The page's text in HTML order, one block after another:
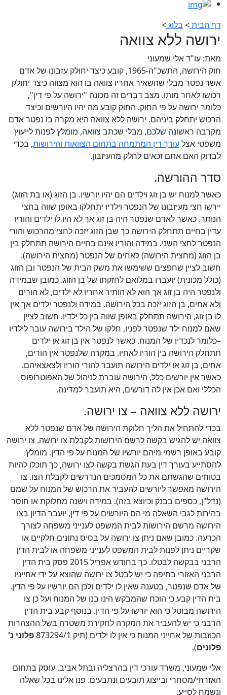
דף הבית> בלוג>
ירושה ללא צוואה
מאת: עו"ד אלי שמעוני
חוק הירושה, התשכ"ה-1965, קובע כיצד יחולק עזבונו של אדם
אשר נפטר מבלי שהשאיר אחריו צוואה בו הוא מצווה כיצד יחולק
רכושו לאחר מותו. מצב דברים זה מכונה "ירושה על פי דין",
כלומר ירושה על פי החוק. החוק קובע מה יהיו היורשים וכיצד
הרכוש יתחלק ביניהם. ירושה ללא צוואה היא מקרה בו נפטר אדם
מקרבה ראשונה שלכם, מבלי שכתב צוואה, מומלץ לפנות לייעוץ
משפטי אצלעורך דין המתמחה בתחום הצוואות והירושות, בכדי
לבדוק האם אתם זכאים לחלק מהעיזבון.
סדר ההורשה.
כאשר למנוח יש בן זוג וילדים הם יהיו יורשיו. בן הזוג (או בת הזוג)
יירשו חצי מעיזבונו של הנפטר וילדיו יתחלקו באופן שווה בחצי
הנותר. כאשר לאדם שנפטר היה בן זוג אך לא היו לו ילדים והוריו
עדין בחיים תתחלק הירושה כך שבן הזוג יזכה לחצי מהרכוש והורי
הנפטר לחצי השני. במידה והוריו אינם בחיים הירושה תתחלק בין
בן הזוג (מחצית הירושה) לאחים של הנפטר (מחצית הירושה).
חשוב לציין שחפצים ששימשו את משק הבית של הנפטר ובן הזוג
(כולל מכונית) יועברו במלואם לחזקתו של בן הזוג. כמובן שבמידה
ולנפטר היה בן זוג אך הוא לא הותיר אחריו לא ילדים, לא הורים
ולא אחים, בן הזוג יזכה בכל הירושה. במידה ולנפטר ילדים אך אין
לו בן זוג, הירושה תתחלק באופן שווה בין כל ילדיו. חשוב לציין
שאם למנוח ילד שנפטר לפניו, חלקו של הילד בירושה עובר לילדיו
–כלומר לנכדיו של המנוח. כאשר לנפטר אין בן זוג או ילדים
תתחלק הירושה בין הוריו לאחיו. במקרה שלנפטר אין הורים,
אחים, בן זוג או ילדים הירושה תועבר להורי הוריו ולצאצאיהם.
כאשר אין יורשים כלל, הירושה עוברת לניהול של האפוטרופוס
הכללי ואם אכן אין לה דורשים, היא תועבר למדינה.
ירושה ללא צוואה – צו ירושה.
בכדי להתחיל את הליך חלוקת הירושה של אדם שנפטר ללא
צוואה יש להגיש בקשה לרשם הירושות לקבלת צו ירושה. צו ירושה
קובע באופן רשמי מיהם יורשיו של המנוח על פי הדין. מומלץ
להסתייע בעורך דין בעת הגשת בקשה לצו ירושה, כך תוכלו להיות
בטוחים שהגשתם את כל המסמכים הנדרשים לקבלת הצו. צו
הירושה מאפשר ליורשים להעביר את הרכוש של המנוח על שמם
(נדל"ן, כספים בבנק וכיוצא בזה). במידה וישנה מחלוקת או חוסר
בהירות לגבי השאלה מי הם היורשים על פי דין, יועבר הדיון בצו
הירושה מרשם הירושות לבית המשפט לענייני משפחה לצורך
הכרעה. כמובן שאם ניתן צו ירושה על בסיס נתונים חלקיים או
שקריים ניתן לפנות לבית המשפט לענייני משפחה או לבית הדין
הרבני בבקשה לבטלו. כך בחודש אפריל 2015 פסק בית הדין
הרבני האזורי בחיפה כי יש לבטל צו ירושה שהוצא על ידי אחייניו
של אדם שנפטר, בטענה שאין לו ילדים ולכן הם יורשיו על פי הדין.
בית הדין קבע כי הוכח שהמבקש הינו בנו של המנוח ועל כן צו
הירושה מבוטל כי הוא יורשו על פי הדין. בנוסף קבע בית הדין
הרבני כי יש להעביר את המקרה לחקירת משטרה בשל ההצהרות
הכוזבות של אחייני המנוח כי אין לו ילדים (תיק 873294/1
פלוני נ'
פלונים).
אלי שמעוני, משרד עורכי דין בהרצליה ובתל אביב, עוסק בתחום
האזרחי/מסחרי ובייצוג תובעים ונתבעים. פנו אלינו בכל שאלה
ונשמח לסייע.